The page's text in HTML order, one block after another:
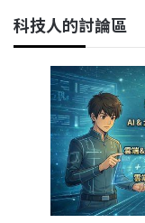
科技人的討論區